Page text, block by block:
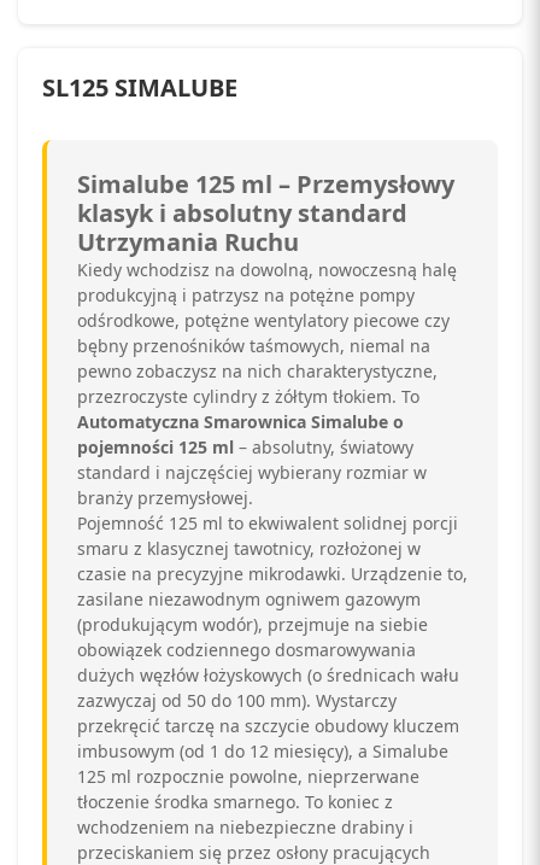
SL125 SIMALUBE
Simalube 125 ml – Przemysłowy
klasyk i absolutny standard
Utrzymania Ruchu
Kiedy wchodzisz na dowolną, nowoczesną halę
produkcyjną i patrzysz na potężne pompy
odśrodkowe, potężne wentylatory piecowe czy
bębny przenośników taśmowych, niemal na
pewno zobaczysz na nich charakterystyczne,
przezroczyste cylindry z żółtym tłokiem. To
Automatyczna Smarownica Simalube o
pojemności 125 ml – absolutny, światowy
standard i najczęściej wybierany rozmiar w
branży przemysłowej.
Pojemność 125 ml to ekwiwalent solidnej porcji
smaru z klasycznej tawotnicy, rozłożonej w
czasie na precyzyjne mikrodawki. Urządzenie to,
zasilane niezawodnym ogniwem gazowym
(produkującym wodór), przejmuje na siebie
obowiązek codziennego dosmarowywania
dużych węzłów łożyskowych (o średnicach wału
zazwyczaj od 50 do 100 mm). Wystarczy
przekręcić tarczę na szczycie obudowy kluczem
imbusowym (od 1 do 12 miesięcy), a Simalube
125 ml rozpocznie powolne, nieprzerwane
tłoczenie środka smarnego. To koniec z
wchodzeniem na niebezpieczne drabiny i
przeciskaniem się przez osłony pracujących